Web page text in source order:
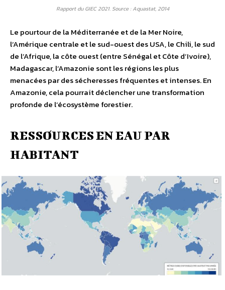
Rapport du GIEC 2021. Source : Aquastat, 2014
Le pourtour de la Méditerranée et de la Mer Noire,
l’Amérique centrale et le sud-ouest des USA, le Chili, le sud
de l’Afrique, la côte ouest (entre Sénégal et Côte d’Ivoire),
Madagascar, l’Amazonie sont les régions les plus
menacées par des sécheresses fréquentes et intenses. En
Amazonie, cela pourrait déclencher une transformation
profonde de l’écosystème forestier.
RESSOURCES EN EAU PAR
HABITANT